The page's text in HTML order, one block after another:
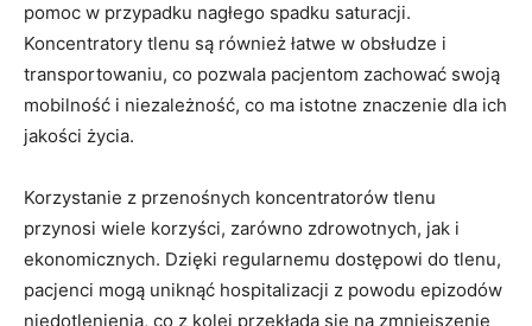
pomoc w przypadku nagłego spadku saturacji.
Koncentratory tlenu⁣ są ‍również łatwe w obsłudze i
transportowaniu, co ⁣pozwala pacjentom zachować swoją
mobilność i⁢ niezależność,‍ co ma istotne znaczenie dla ich
jakości ⁣życia.
Korzystanie z​ przenośnych koncentratorów tlenu
przynosi wiele korzyści,‌ zarówno zdrowotnych,‍ jak i
⁢ekonomicznych.⁢ Dzięki‍ regularnemu dostępowi do tlenu,⁤
pacjenci mogą uniknąć ⁢hospitalizacji z powodu epizodów
niedotlenienia, co z kolei przekłada się ⁤na zmniejszenie